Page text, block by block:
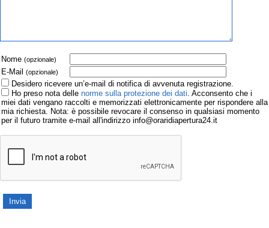
Nome (opzionale)
E-Mail (opzionale)
Desidero ricevere un’e-mail di notifica di avvenuta registrazione.
Ho preso nota delle norme sulla protezione dei dati. Acconsento che i
miei dati vengano raccolti e memorizzati elettronicamente per rispondere alla
mia richiesta. Nota: è possibile revocare il consenso in qualsiasi momento
per il futuro tramite e-mail all'indirizzo info@oraridiapertura24.it